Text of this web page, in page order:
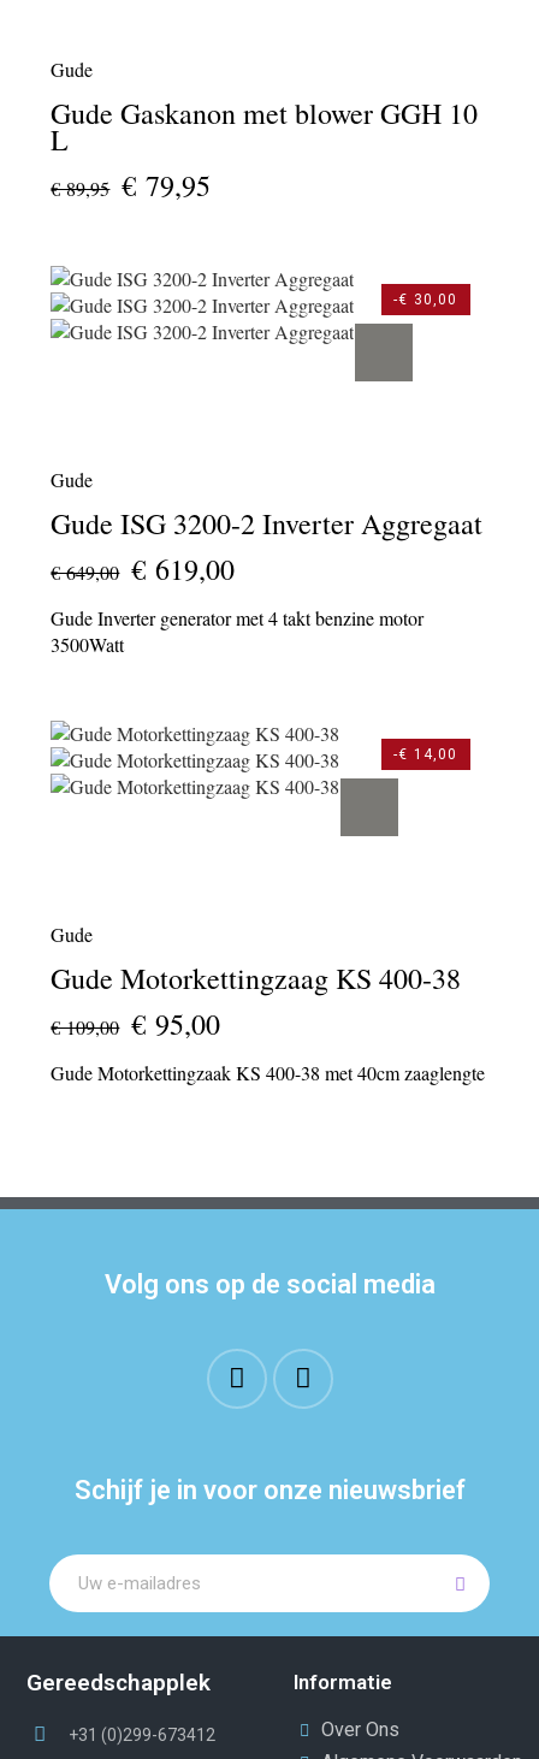
Gude
Gude Gaskanon met blower GGH 10
L
€ 89,95 € 79,95
Gude
Gude ISG 3200-2 Inverter Aggregaat
€ 649,00 € 619,00
Gude Inverter generator met 4 takt benzine motor
3500Watt
-€ 30,00
Gude
Gude Motorkettingzaag KS 400-38
€ 109,00 € 95,00
Gude Motorkettingzaak KS 400-38 met 40cm zaaglengte
-€ 14,00
Volg ons op de social media
Schijf je in voor onze nieuwsbrief
Gereedschapplek
+31 (0)299-673412
Informatie
Over Ons